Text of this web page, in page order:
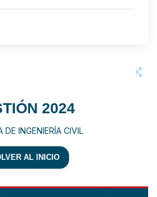
2024
DE INGENIERÍA CIVIL
AL INICIO